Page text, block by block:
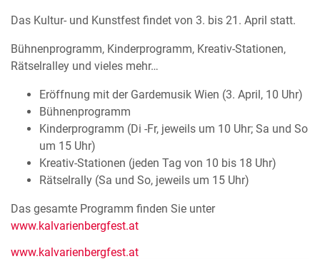
Das Kultur- und Kunstfest findet von 3. bis 21. April statt.
Bühnenprogramm, Kinderprogramm, Kreativ-Stationen,
Rätselralley und vieles mehr…
Eröffnung mit der Gardemusik Wien (3. April, 10 Uhr)
Bühnenprogramm
Kinderprogramm (Di -Fr, jeweils um 10 Uhr; Sa und So
um 15 Uhr)
Kreativ-Stationen (jeden Tag von 10 bis 18 Uhr)
Rätselrally (Sa und So, jeweils um 15 Uhr)
Das gesamte Programm finden Sie unter
www.kalvarienbergfest.at
www.kalvarienbergfest.at